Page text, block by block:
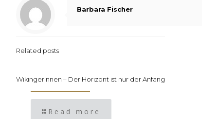
Barbara Fischer
Related posts
Wikingerinnen – Der Horizont ist nur der Anfang
Read more